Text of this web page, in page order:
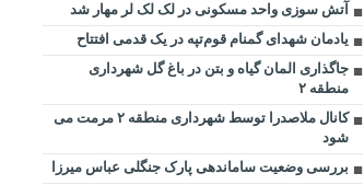
آتش سوزی واحد مسکونی در لک لک لر مهار شد
یادمان شهدای گمنام قوم‌تپه در یک قدمی افتتاح
جاگذاری المان گیاه و بتن در باغ گل شهرداری
منطقه ۲
کانال ملاصدرا توسط شهرداری منطقه ۲ مرمت می
شود
بررسی وضعیت ساماندهی پارک جنگلی عباس میرزا